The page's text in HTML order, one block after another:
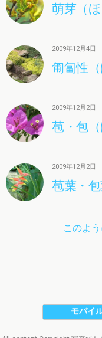
萌芽（ほ
2009年12月4日
匍匐性
2009年12月2日
苞・包（
2009年12月2日
苞葉・
このよ
モバイ